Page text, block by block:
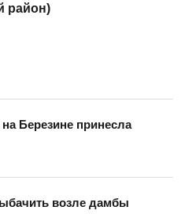
район)
Березине принесла
возле дамбы